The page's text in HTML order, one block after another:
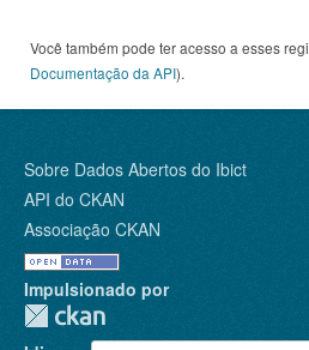
Você também pode ter acesso a esses
Documentação da API).
Sobre Dados Abertos do Ibict
API do CKAN
Associação CKAN
Impulsionado por